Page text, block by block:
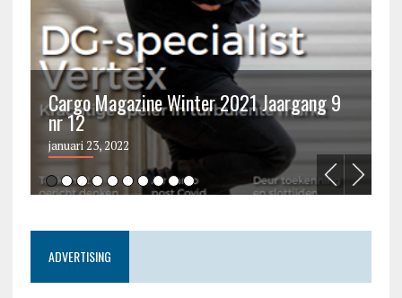
Cargo Magazine Winter 2021 Jaargang 9
nr 12
januari 23, 2022
ADVERTISING